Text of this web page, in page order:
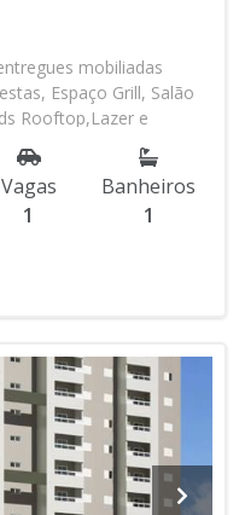
mobiliadas
Espaço Grill, Salão
Rooftop,Lazer e
Monitoramento de
áreas comuns do
nas Garagens e Áreas
Técnica para Ar
Vagas
1
Banheiros
1